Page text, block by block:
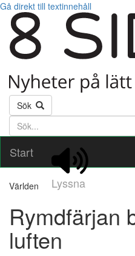
Gå direkt till textinnehåll
Sök
Söktext
Start
Lyssna
Världen
Rymdfärjan
luften